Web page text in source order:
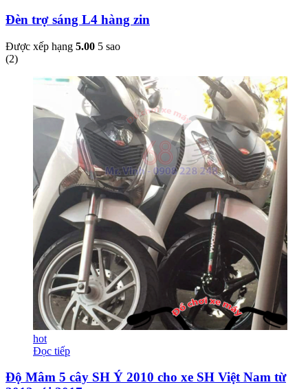
Đèn trợ sáng L4 hàng zin
Được xếp hạng 5.00 5 sao
(2)
hot
Đọc tiếp
Độ Mâm 5 cây SH Ý 2010 cho xe SH Việt Nam từ